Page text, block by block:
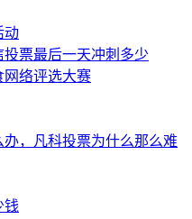
动
票最后一天冲刺多少
网络评选大赛
，凡科投票为什么那么难
钱